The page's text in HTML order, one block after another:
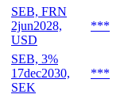
SEB, FRN
2jun2028,
USD
***
SEB, 3%
17dec2030,
SEK
***